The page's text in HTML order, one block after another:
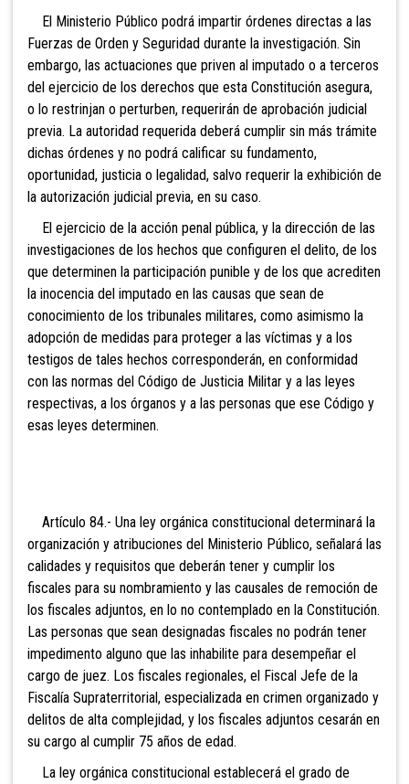
El Ministerio Público podrá impartir órdenes directas a las
Fuerzas de Orden y Seguridad durante la investigación. Sin
embargo, las actuaciones que priven al imputado o a terceros
del ejercicio de los derechos que esta Constitución asegura,
o lo restrinjan o perturben, requerirán de aprobación judicial
previa. La autoridad requerida deberá cumplir sin más trámite
dichas órdenes y no podrá calificar su fundamento,
oportunidad, justicia o legalidad, salvo requerir la exhibición de
la autorización judicial previa, en su caso.
El ejercicio de la acción penal pública, y la dirección de las
investigaciones de los hechos que configuren el delito, de los
que determinen la participación punible y de los que acrediten
la inocencia del imputado en las causas que sean de
conocimiento de los tribunales militares, como asimismo la
adopción de medidas para proteger a las víctimas y a los
testigos de tales hechos corresponderán, en conformidad
con las normas del Código de Justicia Militar y a las leyes
respectivas, a los órganos y a las personas que ese Código y
esas leyes determinen.
Artículo 84.- Una ley orgánica constitucional determinará la
organización y atribuciones del Ministerio Público, señalará las
calidades y requisitos que deberán tener y cumplir los
fiscales para su nombramiento y las causales de remoción de
los fiscales adjuntos, en lo no contemplado en la Constitución.
Las personas que sean designadas fiscales no podrán tener
impedimento alguno que las inhabilite para desempeñar el
cargo de juez. Los fiscales regionales, el Fiscal Jefe de la
Fiscalía Supraterritorial, especializada en crimen organizado y
delitos de alta complejidad, y los fiscales adjuntos cesarán en
su cargo al cumplir 75 años de edad.
La ley orgánica constitucional establecerá el grado de